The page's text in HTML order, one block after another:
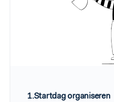
1.Startdag organiseren